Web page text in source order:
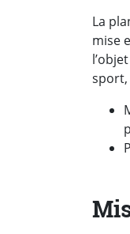
La
mise
l’objet
sport,